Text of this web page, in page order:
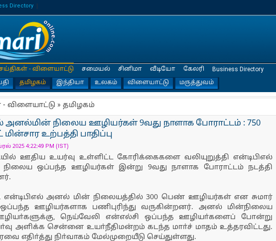
Directory
- விளையாட்டு
தமிழகம் இந்தியா உலகம் விளையாட்டு மருத்துவம்
சமையல் சினிமா வீடியோ கேலரி Business Directory
- விளையாட்டு » தமிழகம்
அனல்மின் நிலைய ஊழியர்கள் 9வது நாளாக போராட்டம் : 750
உற்பத்தி பாதிப்பு
2025 4:22:49 PM (IST)
ஊதிய உயர்வு உள்ளிட்ட கோரிக்கைகளை வலியுறுத்தி என்டிபிஎல்
ஒப்பந்த ஊழியர்கள் இன்று 9வது நாளாக போராட்டம் நடத்தி
என்டிபிஎல் அனல் மின் நிலையத்தில் 300 பெண் ஊழியர்கள் என சுமார்
ஒப்பந்த ஊழியர்களாக பணிபுரிந்து வருகின்றனர். அனல் மின்நிலைய
நெய்வேலி என்எல்சி ஒப்பந்த ஊழியா்களைப் போன்று
அளிக்க சென்னை உயா்நீதிமன்றம் கடந்த மாா்ச் மாதம் உத்தரவிட்டது.
எதிா்த்து நிா்வாகம் மேல்முறையீடு செய்துள்ளது.